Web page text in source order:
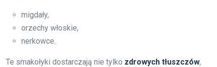
migdały,
orzechy włoskie,
nerkowce.
Te smakołyki dostarczają nie tylko zdrowych tłuszczów,